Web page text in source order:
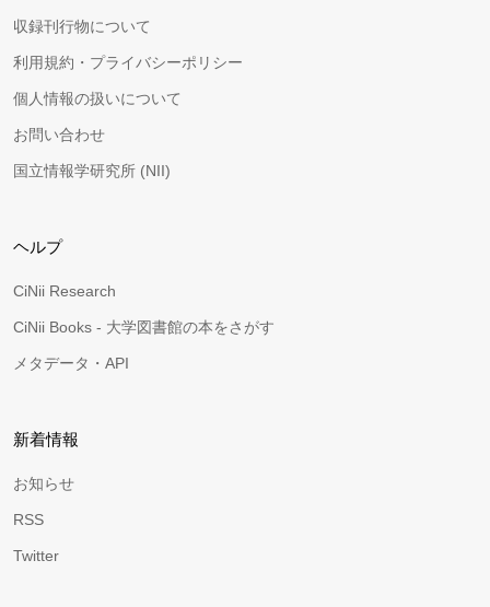
収録刊行物について
利用規約・プライバシーポリシー
個人情報の扱いについて
お問い合わせ
国立情報学研究所 (NII)
ヘルプ
CiNii Research
CiNii Books - 大学図書館の本をさがす
メタデータ・API
新着情報
お知らせ
RSS
Twitter